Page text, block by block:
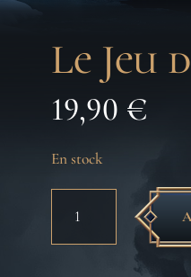
Le Jeu
19,90 €
En stock
Le